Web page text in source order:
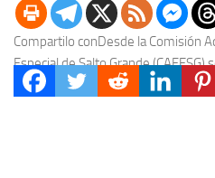
Compartilo conDesde la Comisión
Especial de Salto Grande
2022 en toda la región de Salto...